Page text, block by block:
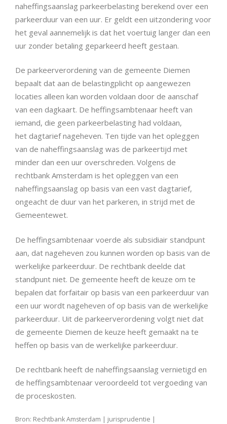
naheffingsaanslag parkeerbelasting berekend over een
parkeerduur van een uur. Er geldt een uitzondering voor
het geval aannemelijk is dat het voertuig langer dan een
uur zonder betaling geparkeerd heeft gestaan.
De parkeerverordening van de gemeente Diemen
bepaalt dat aan de belastingplicht op aangewezen
locaties alleen kan worden voldaan door de aanschaf
van een dagkaart. De heffingsambtenaar heeft van
iemand, die geen parkeerbelasting had voldaan,
het dagtarief nageheven. Ten tijde van het opleggen
van de naheffingsaanslag was de parkeertijd met
minder dan een uur overschreden. Volgens de
rechtbank Amsterdam is het opleggen van een
naheffingsaanslag op basis van een vast dagtarief,
ongeacht de duur van het parkeren, in strijd met de
Gemeentewet.
De heffingsambtenaar voerde als subsidiair standpunt
aan, dat nageheven zou kunnen worden op basis van de
werkelijke parkeerduur. De rechtbank deelde dat
standpunt niet. De gemeente heeft de keuze om te
bepalen dat forfaitair op basis van een parkeerduur van
een uur wordt nageheven of op basis van de werkelijke
parkeerduur. Uit de parkeerverordening volgt niet dat
de gemeente Diemen de keuze heeft gemaakt na te
heffen op basis van de werkelijke parkeerduur.
De rechtbank heeft de naheffingsaanslag vernietigd en
de heffingsambtenaar veroordeeld tot vergoeding van
de proceskosten.
Bron: Rechtbank Amsterdam | jurisprudentie |